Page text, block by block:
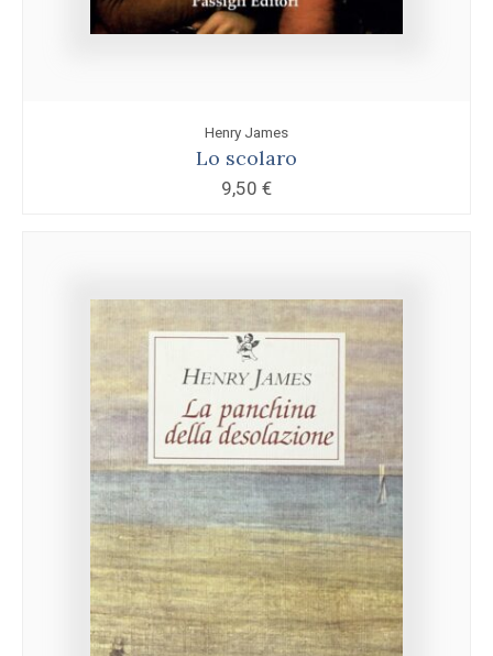
Henry James
Lo scolaro
9,50 €